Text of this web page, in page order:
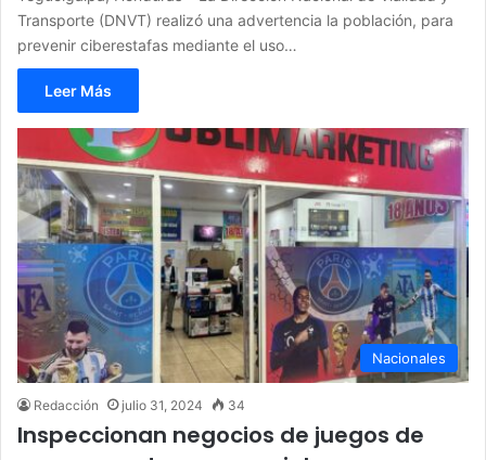
Transporte (DNVT) realizó una advertencia la población, para
prevenir ciberestafas mediante el uso…
Leer Más
Nacionales
Redacción julio 31, 2024 34
Inspeccionan negocios de juegos de